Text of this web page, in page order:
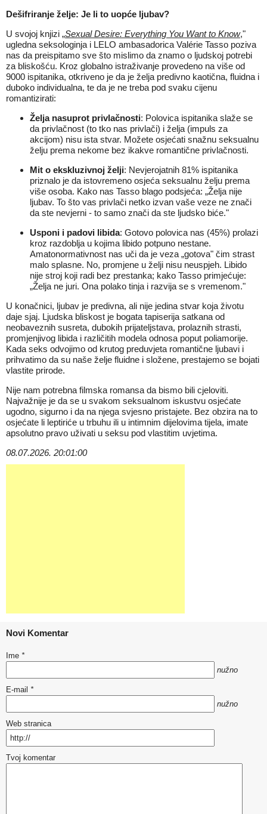
Dešifriranje želje: Je li to uopće ljubav?
U svojoj knjizi „Sexual Desire: Everything You Want to Know,"
ugledna seksologinja i LELO ambasadorica Valérie Tasso poziva
nas da preispitamo sve što mislimo da znamo o ljudskoj potrebi
za bliskošću. Kroz globalno istraživanje provedeno na više od
9000 ispitanika, otkriveno je da je želja predivno kaotična, fluidna i
duboko individualna, te da je ne treba pod svaku cijenu
romantizirati:
Želja nasuprot privlačnosti: Polovica ispitanika slaže se
da privlačnost (to tko nas privlači) i želja (impuls za
akcijom) nisu ista stvar. Možete osjećati snažnu seksualnu
želju prema nekome bez ikakve romantične privlačnosti.
Mit o ekskluzivnoj želji: Nevjerojatnih 81% ispitanika
priznalo je da istovremeno osjeća seksualnu želju prema
više osoba. Kako nas Tasso blago podsjeća: „Želja nije
ljubav. To što vas privlači netko izvan vaše veze ne znači
da ste nevjerni - to samo znači da ste ljudsko biće."
Usponi i padovi libida: Gotovo polovica nas (45%) prolazi
kroz razdoblja u kojima libido potpuno nestane.
Amatonormativnost nas uči da je veza „gotova" čim strast
malo splasne. No, promjene u želji nisu neuspjeh. Libido
nije stroj koji radi bez prestanka; kako Tasso primjećuje:
„Želja ne juri. Ona polako tinja i razvija se s vremenom."
U konačnici, ljubav je predivna, ali nije jedina stvar koja životu
daje sjaj. Ljudska bliskost je bogata tapiserija satkana od
neobaveznih susreta, dubokih prijateljstava, prolaznih strasti,
promjenjivog libida i različitih modela odnosa poput poliamorije.
Kada seks odvojimo od krutog preduvjeta romantične ljubavi i
prihvatimo da su naše želje fluidne i složene, prestajemo se bojati
vlastite prirode.
Nije nam potrebna filmska romansa da bismo bili cjeloviti.
Najvažnije je da se u svakom seksualnom iskustvu osjećate
ugodno, sigurno i da na njega svjesno pristajete. Bez obzira na to
osjećate li leptiriće u trbuhu ili u intimnim dijelovima tijela, imate
apsolutno pravo uživati u seksu pod vlastitim uvjetima.
08.07.2026. 20:01:00
Novi Komentar
Ime *
nužno
E-mail *
nužno
Web stranica
Tvoj komentar